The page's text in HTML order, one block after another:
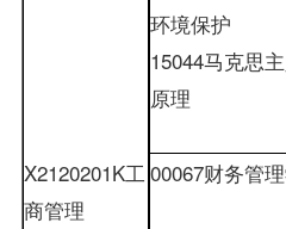
环境保护
15044马克思
原理
X2120201K工
商管理
00067财务管